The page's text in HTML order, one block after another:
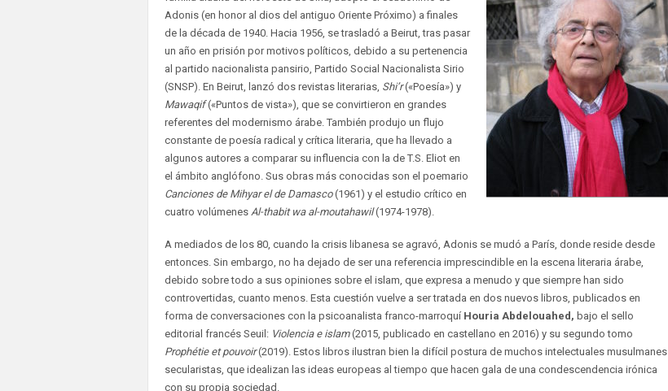
Adonis (en honor al dios del antiguo Oriente Próximo) a finales
de la década de 1940. Hacia 1956, se trasladó a Beirut, tras pasar
un año en prisión por motivos políticos, debido a su pertenencia
al partido nacionalista pansirio, Partido Social Nacionalista Sirio
(SNSP). En Beirut, lanzó dos revistas literarias, Shi’r(«Poesía») y
Mawaqif(«Puntos de vista»), que se convirtieron en grandes
referentes del modernismo árabe. También produjo un flujo
constante de poesía radical y crítica literaria, que ha llevado a
algunos autores a comparar su influencia con la de T.S. Eliot en
el ámbito anglófono. Sus obras más conocidas son el poemario
Canciones de Mihyar el de Damasco(1961) y el estudio crítico en
cuatro volúmenes Al-thabit wa al-moutahawil(1974-1978).
A mediados de los 80, cuando la crisis libanesa se agravó, Adonis se mudó a París, donde reside desde
entonces. Sin embargo, no ha dejado de ser una referencia imprescindible en la escena literaria árabe,
debido sobre todo a sus opiniones sobre el islam, que expresa a menudo y que siempre han sido
controvertidas, cuanto menos. Esta cuestión vuelve a ser tratada en dos nuevos libros, publicados en
forma de conversaciones con la psicoanalista franco-marroquí Houria Abdelouahed, bajo el sello
editorial francés Seuil: Violencia e islam(2015, publicado en castellano en 2016) y su segundo tomo
Prophétie et pouvoir(2019). Estos libros ilustran bien la difícil postura de muchos intelectuales musulmanes
secularistas, que idealizan las ideas europeas al tiempo que hacen gala de una condescendencia irónica
con su propia sociedad.